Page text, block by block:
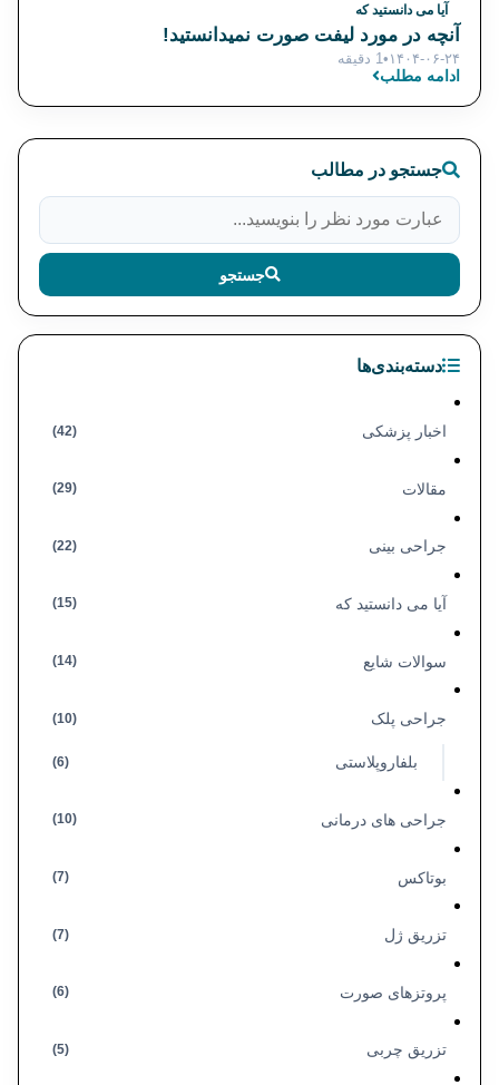
آیا می دانستید که
آنچه در مورد لیفت صورت نمیدانستید!
۱۴۰۴-۰۶-۲۴ •1 دقیقه
ادامه مطلب
جستجو در مطالب
جستجو
دسته‌بندی‌ها
اخبار پزشکی (42)
مقالات (29)
جراحی بینی (22)
آیا می دانستید که (15)
سوالات شایع (14)
جراحی پلک (10)
بلفاروپلاستی (6)
جراحی های درمانی (10)
بوتاکس (7)
تزریق ژل (7)
پروتزهای صورت (6)
تزریق چربی (5)